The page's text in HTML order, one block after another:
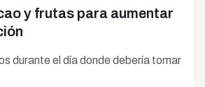
y frutas para aumentar
durante el día donde debería tomar